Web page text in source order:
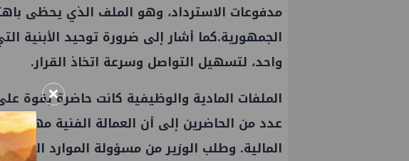
مدفوعات الاسترداد، وهو الملف الذي يحظى
الجمهورية.كما أشار إلى ضرورة توحيد الأبنية
واحد، لتسهيل التواصل وسرعة اتخاذ القرار.
الملفات المادية والوظيفية كانت حاضرة بقوة
عدد من الحاضرين إلى أن العمالة الفنية مهددة
المالية. وطلب الوزير من مسؤولة الموارد
×